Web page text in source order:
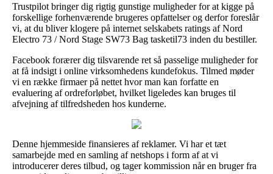
Trustpilot bringer dig rigtig gunstige muligheder for at kigge på
forskellige forhenværende brugeres opfattelser og derfor foreslår
vi, at du bliver klogere på internet selskabets ratings af Nord
Electro 73 / Nord Stage SW73 Bag tasketil73 inden du bestiller.
Facebook forærer dig tilsvarende ret så passelige muligheder for
at få indsigt i online virksomhedens kundefokus. Tilmed møder
vi en række firmaer på nettet hvor man kan forfatte en
evaluering af ordreforløbet, hvilket ligeledes kan bruges til
afvejning af tilfredsheden hos kunderne.
Denne hjemmeside finansieres af reklamer. Vi har et tæt
samarbejde med en samling af netshops i form af at vi
introducerer deres tilbud, og tager kommission når en bruger fra